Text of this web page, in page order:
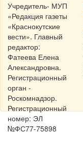
Учредитель- МУП
«Редакция газеты
«Краснокутские
вести». Главный
редактор:
Фатеева Елена
Александровна.
Регистрационный
орган -
Роскомнадзор.
Регистрационный
номер: ЭЛ
№ФС77-75898